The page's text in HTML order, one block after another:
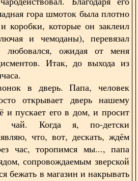
гора шмоток была плотно
коробки, которые он заклеил
и чемоданы), перевязал
любовался, ожидая от меня
Итак, до выхода из
в дверь. Папа, человек
открывает дверь нашему
и пускает его в дом, и просит
чай. Когда я, по-детски
что, вот, дескать, ждём
час, торопимся мы..., папа
сопровождаемым зверской
бежать в магазин и накрывать